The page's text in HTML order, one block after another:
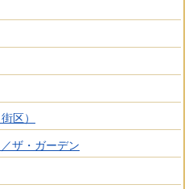
区）
ザ・ガーデン